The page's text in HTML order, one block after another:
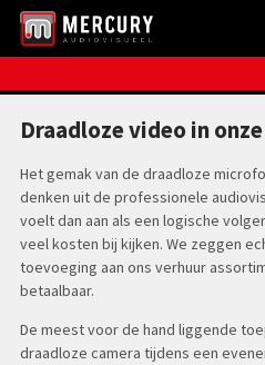
Draadloze video in
Het gemak van de draadloze
denken uit de professionele
voelt dan aan als een logische
veel kosten bij kijken. We zeggen
toevoeging aan ons verhuur
betaalbaar.
De meest voor de hand liggende
draadloze camera tijdens een